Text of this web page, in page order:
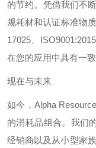
的节约。凭借我们不
规耗材和认证标准物
17025
ISO9001:2015
在您的应用中具有一致
现在与未来
如今， Alpha
的消耗品组合。我们
经销商以及从小型家